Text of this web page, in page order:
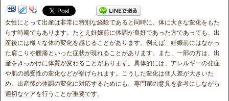
女性にとって出産は非常に特別な経験であると同時に、体に大きな変化をもた
らす時期でもあります。たとえ妊娠前に体調が良好であった方であっても、出
産後には様々な体の変化を感じることがあります。例えば、妊娠前にはなかっ
た肩こりや腰痛といった症状が現れることがあります。また、一部の方は、出
産をきっかけに体質が変わることがあります。具体的には、アレルギーの発症
や肌の感受性の変化などが挙げられます。こうした変化は個人差が大きいた
め、出産後の体調の変化に対応するためにも、専門家の意見を参考にしながら
適切なケアを行うことが重要です。